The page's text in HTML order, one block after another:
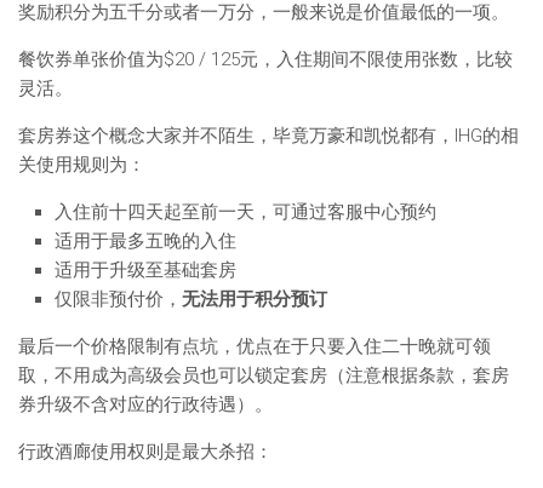
奖励积分为五千分或者一万分，一般来说是价值最低的一项。
餐饮券单张价值为$20 / 125元，入住期间不限使用张数，比较
灵活。
套房券这个概念大家并不陌生，毕竟万豪和凯悦都有，IHG的相
关使用规则为：
入住前十四天起至前一天，可通过客服中心预约
适用于最多五晚的入住
适用于升级至基础套房
仅限非预付价， 无法用于积分预订
最后一个价格限制有点坑，优点在于只要入住二十晚就可领
取，不用成为高级会员也可以锁定套房（注意根据条款，套房
券升级不含对应的行政待遇）。
行政酒廊使用权则是最大杀招：